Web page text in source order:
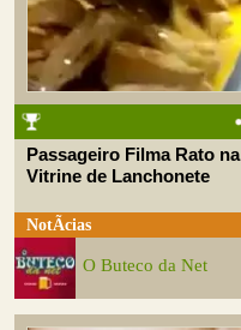
Passageiro Filma Rato na
Vitrine de Lanchonete
NotÃ­cias
O Buteco da Net